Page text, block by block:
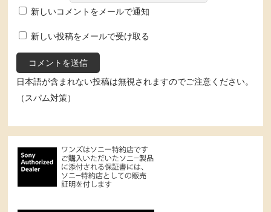
新しいコメントをメールで通知
新しい投稿をメールで受け取る
日本語が含まれない投稿は無視されますのでご注意ください。
（スパム対策）